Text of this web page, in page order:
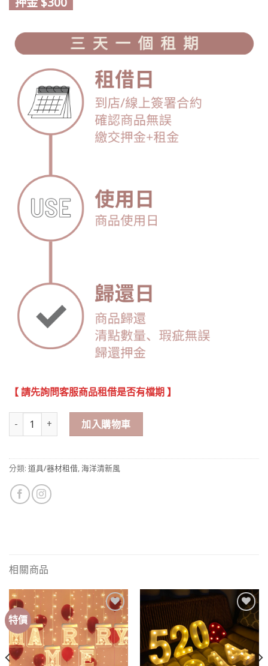
【 請先詢問客服商品租借是否有檔期 】
海洋風 歡迎門牌 租借 數量
加入購物車
分類: 道具/器材租借 海洋清新風
相關商品
特價
Add to
wishlist
Add to
wishlist